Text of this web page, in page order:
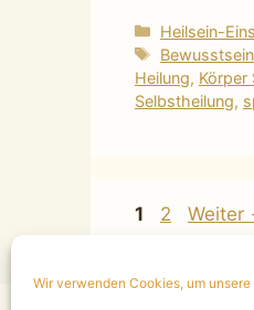
Wir verwenden Cookies, um
Kategorien
Heilsein-
Heilung, Körper
Selbstheilung,
Seite
1 Seite
2 Weiter